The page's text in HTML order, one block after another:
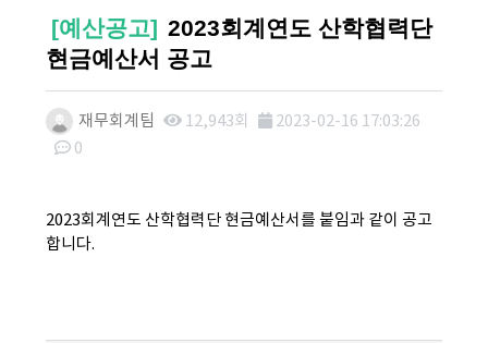
[예산공고] 2023회계연도 산학협력단
현금예산서 공고
재무회계팀 12,943회
2023-02-16 17:03:26
0
2023회계연도 산학협력단 현금예산서를 붙임과 같이 공고
합니다.